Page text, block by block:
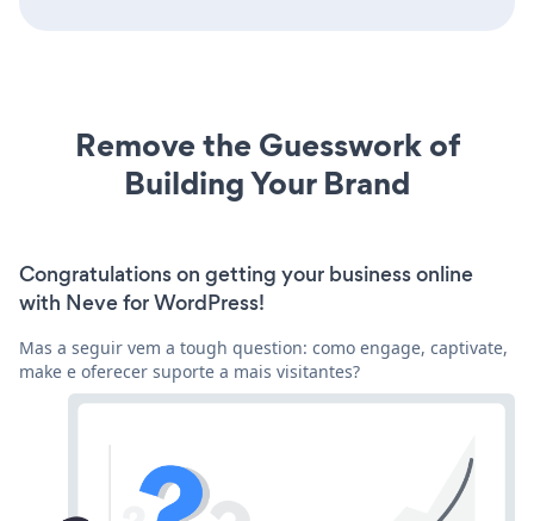
Remove the Guesswork of
Building Your Brand
Congratulations on getting your business online
with Neve for WordPress!
Mas a seguir vem a tough question: como engage, captivate,
make e oferecer suporte a mais visitantes?